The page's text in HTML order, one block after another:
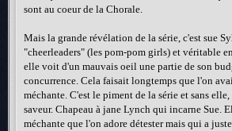
sont au coeur de la Chorale.
Mais la grande révélation de la série, c'est sue
"cheerleaders" (les pom-pom girls) et véritable
elle voit d'un mauvais oeil une partie de son
concurrence. Cela faisait longtemps que l'on
méchante. C'est le piment de la série et sans
saveur. Chapeau à jane Lynch qui incarne Sue.
méchante que l'on adore détester mais qui a